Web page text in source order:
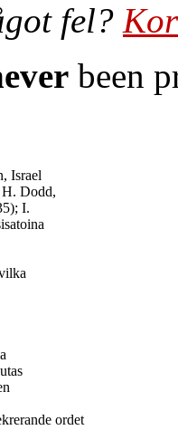
fel?
been
Israel
Dodd,
I.
ordet